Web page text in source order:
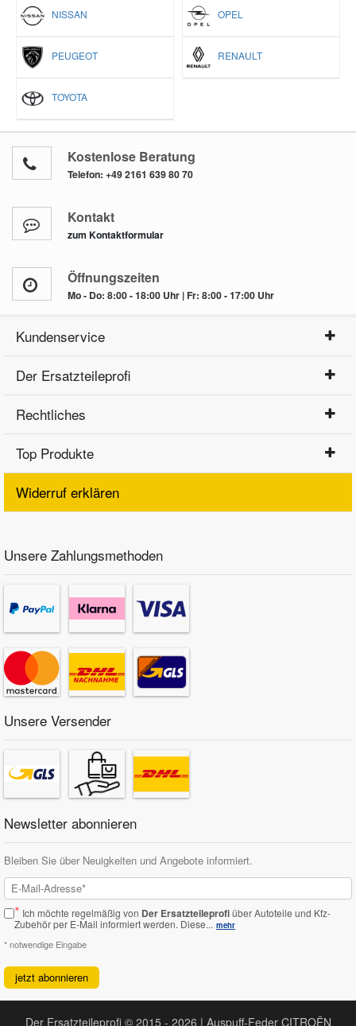
NISSAN OPEL
PEUGEOT RENAULT
TOYOTA
Kostenlose Beratung
Telefon: +49 2161 639 80 70
Kontakt
zum Kontaktformular
Öffnungszeiten
Mo - Do: 8:00 - 18:00 Uhr | Fr: 8:00 - 17:00 Uhr
Kundenservice
Der Ersatzteileprofi
Rechtliches
Top Produkte
Widerruf erklären
Unsere Zahlungsmethoden
Unsere Versender
Newsletter abonnieren
Bleiben Sie über Neuigkeiten und Angebote informiert.
* Ich möchte regelmäßig von Der Ersatzteileprofiüber Autoteile und Kfz-
Zubehör per E-Mail informiert werden. Diese... mehr
* notwendige Eingabe
jetzt abonnieren
Der Ersatzteileprofi © 2015 - 2026 | Auspuff-Feder CITROËN